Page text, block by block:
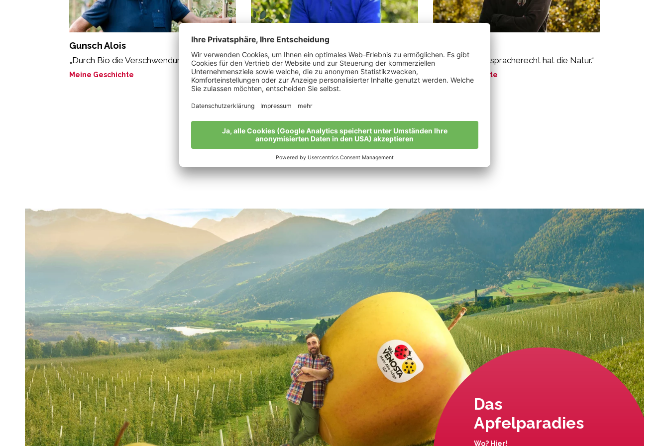
Gunsch Alois
„Durch Bio die Verschwendung reduzieren“
Meine Geschichte
LesinaDebiasi Martin
„Von Gutem kommt Gutes: Bio ist eine
ganzheitliche Philosophie.“
Meine Geschichte
„Das große Mitspracherecht hat die Natur.“
Meine Geschichte
Alle Bio-Bauern im Überblick
Das
Apfelparadies
Wo? Hier!